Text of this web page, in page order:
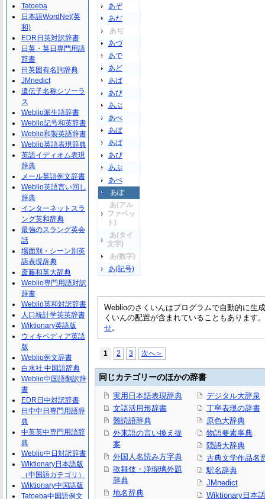
あぞ
あだ
あぢ
あづ
あで
あど
あば
あび
あぶ
あべ
あぼ
あぱ
あぴ
あぷ
あぺ
あぽ
あ(アル
ファベッ
ト)
あ(タイ
文字)
あ(数字)
あ(記号)
Weblioのさくいんはプログラムで自動的に生
くいんの配置が含まれていることもあります
せ。
1 2 3 次へ＞
同じカテゴリーのほかの辞書
実用日本語表現辞典
文語活用形辞書
難読語辞典
外来語の言い換え提
案
外国人名読み方字典
歌舞伎・浄瑠璃外題
辞典
地名辞典
デジタル大辞泉
丁寧表現の辞書
原色大辞典
物語要素事典
隠語大辞典
古典文学作品名
駅名辞典
JMnedict
Wiktionary日本
Tatoeba
日本語WordNet(英
和)
EDR日英対訳辞書
日英・英日専門用語
辞書
日英固有名詞辞典
JMnedict
遺伝子名称シソーラ
ス
Weblio派生語辞書
Weblio記号和英辞書
Weblio和製英語辞書
Weblio英語表現辞典
英語イディオム表現
辞典
メール英語例文辞書
Weblio英語言い回し
辞典
インターネットスラ
ング英和辞典
最強のスラング英会
話
場面別・シーン別英
語表現辞典
斎藤和英大辞典
Weblio専門用語対訳
辞書
Weblio英和対訳辞書
人口統計学英英辞書
Wiktionary英語版
ウィキペディア英語
版
Weblio例文辞書
白水社 中国語辞典
Weblio中国語翻訳辞
書
EDR日中対訳辞書
日中中日専門用語辞
典
中英英中専門用語辞
典
Weblio中日対訳辞書
Wiktionary日本語版
（中国語カテゴリ）
Wiktionary中国語版
Tatoeba中国語例文